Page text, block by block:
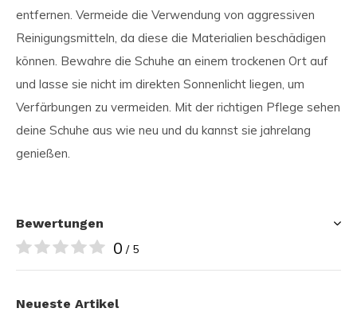
entfernen. Vermeide die Verwendung von aggressiven
Reinigungsmitteln, da diese die Materialien beschädigen
können. Bewahre die Schuhe an einem trockenen Ort auf
und lasse sie nicht im direkten Sonnenlicht liegen, um
Verfärbungen zu vermeiden. Mit der richtigen Pflege sehen
deine Schuhe aus wie neu und du kannst sie jahrelang
genießen.
Bewertungen
0 / 5
Neueste Artikel